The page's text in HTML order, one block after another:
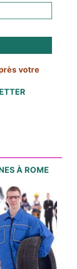
votre
À ROME